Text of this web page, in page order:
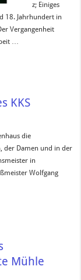
z; Einiges
18. Jahrhundert in
Vergangenheit
…
KKS
die
der Damen und in der
in
Wolfgang
Mühle